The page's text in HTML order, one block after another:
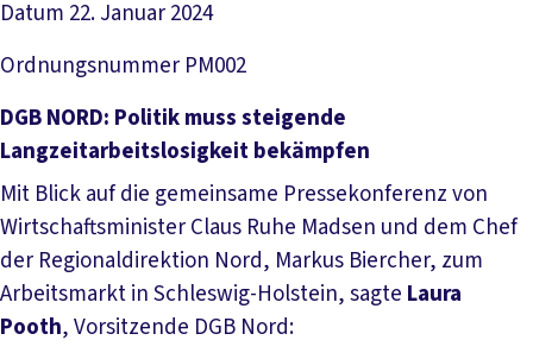
Datum 22. Januar 2024
Ordnungsnummer PM002
DGB NORD: Politik muss steigende
Langzeitarbeitslosigkeit bekämpfen
Mit Blick auf die gemeinsame Pressekonferenz von
Wirtschaftsminister Claus Ruhe Madsen und dem Chef
der Regionaldirektion Nord, Markus Biercher, zum
Arbeitsmarkt in Schleswig-Holstein, sagte Laura
Pooth, Vorsitzende DGB Nord: